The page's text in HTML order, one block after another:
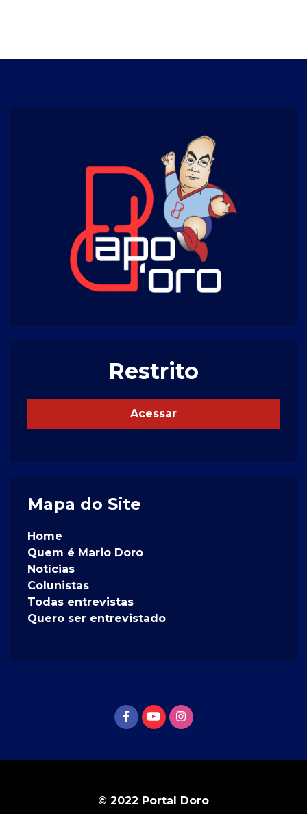
Restrito
Acessar
Mapa do Site
Home
Quem é Mario Doro
Notícias
Colunistas
Todas entrevistas
Quero ser entrevistado
© 2022 Portal Doro